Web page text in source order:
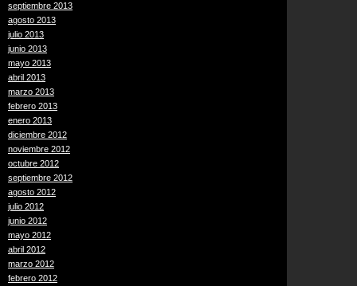
septiembre 2013
agosto 2013
julio 2013
junio 2013
mayo 2013
abril 2013
marzo 2013
febrero 2013
enero 2013
diciembre 2012
noviembre 2012
octubre 2012
septiembre 2012
agosto 2012
julio 2012
junio 2012
mayo 2012
abril 2012
marzo 2012
febrero 2012